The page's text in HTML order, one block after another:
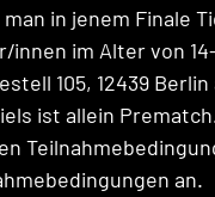
in jenem Finale
im Alter von
105, 12439
ist allein
an.